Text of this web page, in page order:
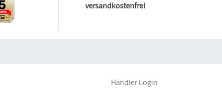
versandkostenfrei
Händler Login